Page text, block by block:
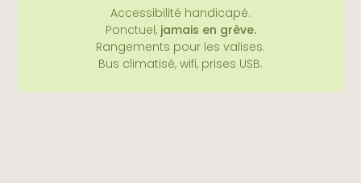
Accessibilité handicapé.
Ponctuel, jamais en grève.
Rangements pour les valises.
Bus climatisé, wifi, prises USB.